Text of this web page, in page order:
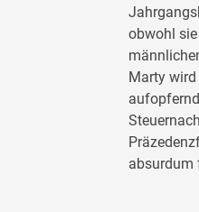
obwohl
Marty
absurdum